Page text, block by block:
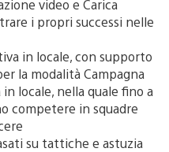
video e Carica
i propri successi nelle
in locale, con supporto
la modalità Campagna
locale, nella quale fino a
competere in squadre
su tattiche e astuzia